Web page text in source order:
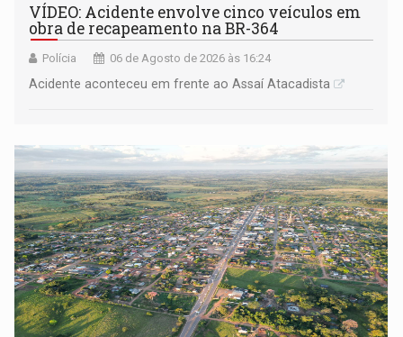
VÍDEO: Acidente envolve cinco veículos em
obra de recapeamento na BR-364
Polícia 06 de Agosto de 2026 às 16:24
Acidente aconteceu em frente ao Assaí Atacadista